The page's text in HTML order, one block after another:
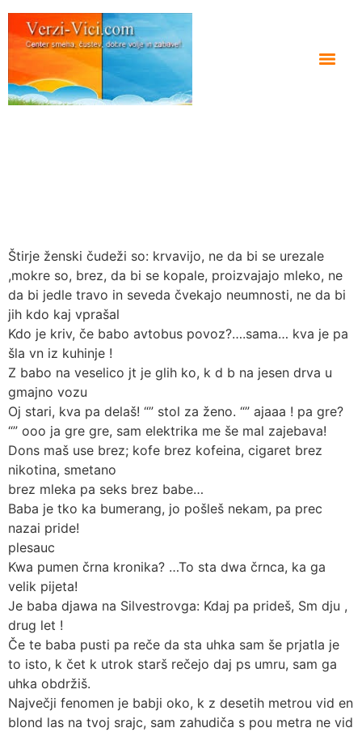
Štirje ženski čudeži so: krvavijo, ne da bi se urezale
,mokre so, brez, da bi se kopale, proizvajajo mleko, ne
da bi jedle travo in seveda čvekajo neumnosti, ne da bi
jih kdo kaj vprašal
Kdo je kriv, če babo avtobus povoz?….sama… kva je pa
šla vn iz kuhinje !
Z babo na veselico jt je glih ko, k d b na jesen drva u
gmajno vozu
Oj stari, kva pa delaš! “” stol za ženo. “” ajaaa ! pa gre?
“” ooo ja gre gre, sam elektrika me še mal zajebava!
Dons maš use brez; kofe brez kofeina, cigaret brez
nikotina, smetano
brez mleka pa seks brez babe…
Baba je tko ka bumerang, jo pošleš nekam, pa prec
nazai pride!
plesauc
Kwa pumen črna kronika? …To sta dwa črnca, ka ga
velik pijeta!
Je baba djawa na Silvestrovga: Kdaj pa prideš, Sm dju ,
drug let !
Če te baba pusti pa reče da sta uhka sam še prjatla je
to isto, k čet k utrok starš rečejo daj ps umru, sam ga
uhka obdržiš.
Največji fenomen je babji oko, k z desetih metrou vid en
blond las na tvoj srajc, sam zahudiča s pou metra ne vid